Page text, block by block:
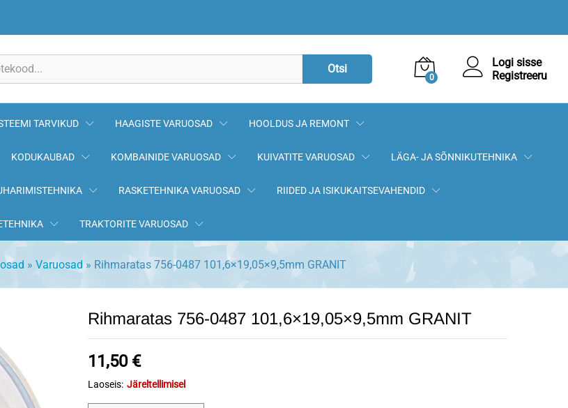
Otsi
0
Logi sisse
Registreeru
TARVIKUD HAAGISTE VARUOSAD HOOLDUS JA REMONT
KODUKAUBAD KOMBAINIDE VARUOSAD KUIVATITE VARUOSAD LÄGA- JA SÕNNIKUTEHNIKA
RASKETEHNIKA VARUOSAD RIIDED JA ISIKUKAITSEVAHENDID
TRAKTORITE VARUOSAD
» Varuosad » Rihmaratas 756-0487 101,6×19,05×9,5mm GRANIT
Rihmaratas 756-0487 101,6×19,05×9,5mm GRANIT
11,50 €
Laoseis: Järeltellimisel